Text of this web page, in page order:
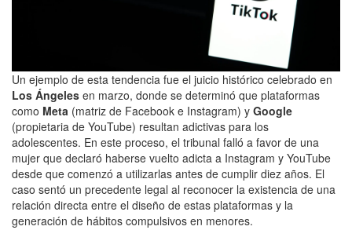
Un ejemplo de esta tendencia fue el juicio histórico celebrado en
Los Ángeles en marzo, donde se determinó que plataformas
como Meta (matriz de Facebook e Instagram) y Google
(propietaria de YouTube) resultan adictivas para los
adolescentes. En este proceso, el tribunal falló a favor de una
mujer que declaró haberse vuelto adicta a Instagram y YouTube
desde que comenzó a utilizarlas antes de cumplir diez años. El
caso sentó un precedente legal al reconocer la existencia de una
relación directa entre el diseño de estas plataformas y la
generación de hábitos compulsivos en menores.